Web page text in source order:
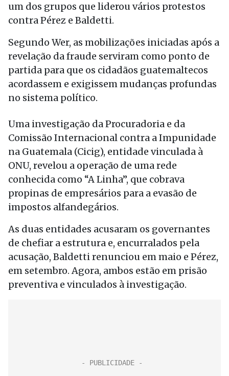
um dos grupos que liderou vários protestos
contra Pérez e Baldetti.
Segundo Wer, as mobilizações iniciadas após a
revelação da fraude serviram como ponto de
partida para que os cidadãos guatemaltecos
acordassem e exigissem mudanças profundas
no sistema político.
Uma investigação da Procuradoria e da
Comissão Internacional contra a Impunidade
na Guatemala (Cicig), entidade vinculada à
ONU, revelou a operação de uma rede
conhecida como “A Linha”, que cobrava
propinas de empresários para a evasão de
impostos alfandegários.
As duas entidades acusaram os governantes
de chefiar a estrutura e, encurralados pela
acusação, Baldetti renunciou em maio e Pérez,
em setembro. Agora, ambos estão em prisão
preventiva e vinculados à investigação.